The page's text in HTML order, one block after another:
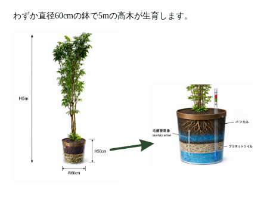
わずか直径60cmの鉢で5mの高木が生育します。